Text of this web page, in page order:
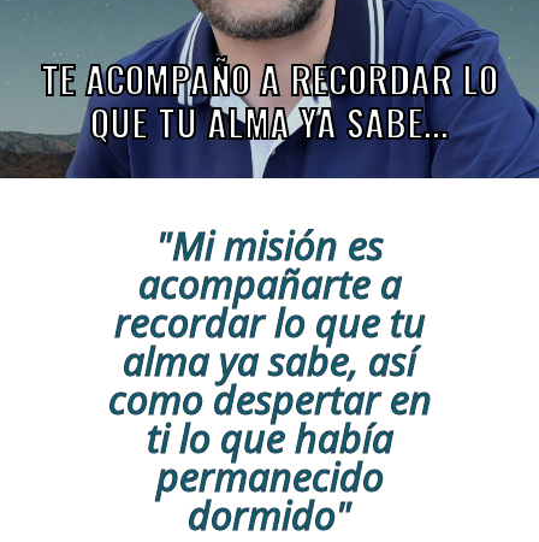
TE ACOMPAÑO A RECORDAR LO
QUE TU ALMA YA SABE...
"Mi misión es
acompañarte a
recordar lo que tu
alma ya sabe, así
como despertar en
ti lo que había
permanecido
dormido"